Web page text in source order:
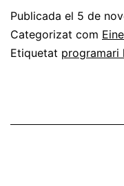
Publicada el 5 de
Categorizat com
Etiquetat programari